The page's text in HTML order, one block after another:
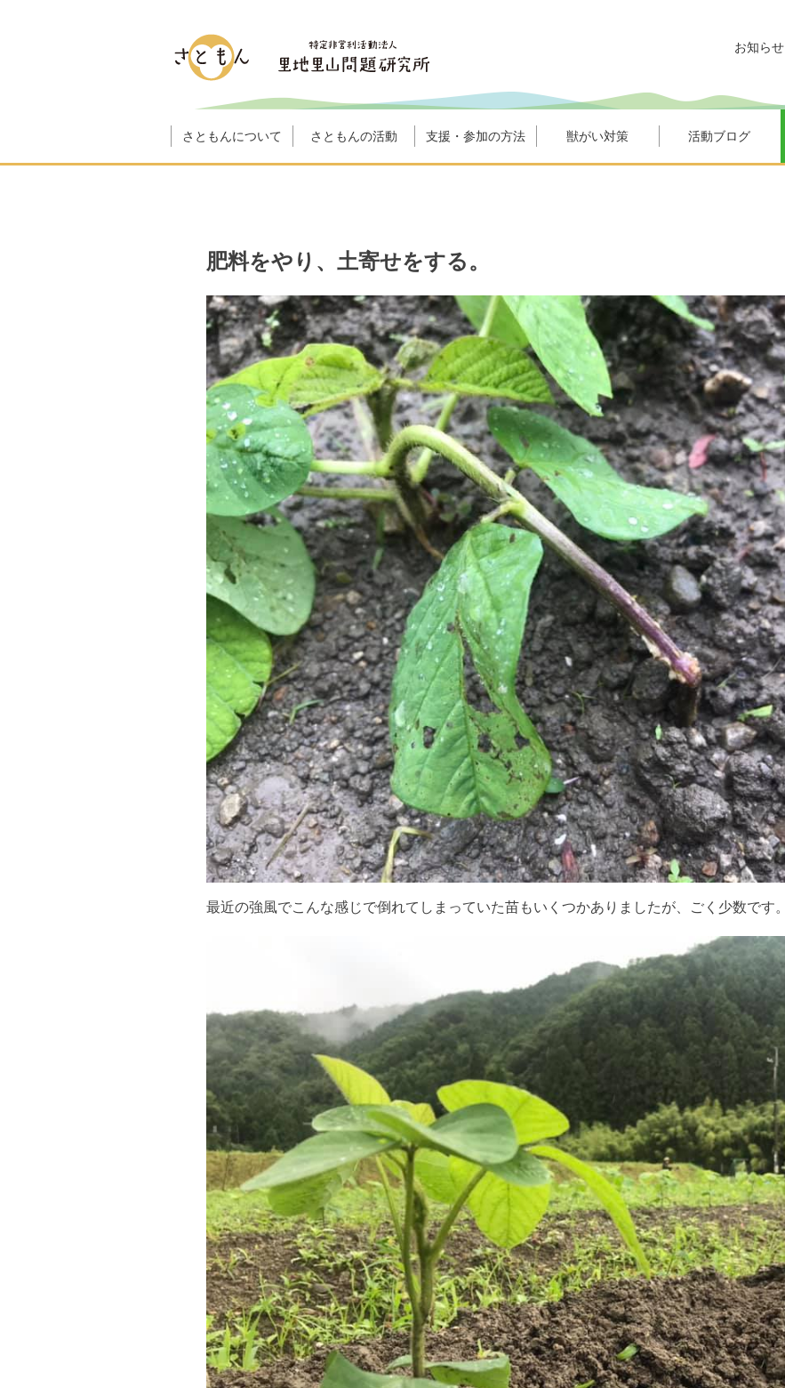
さともんについて さともんの活動 支援・参加の方法 獣がい対策 活動ブログ
お知らせ
肥料をやり、土寄せをする。
最近の強風でこんな感じで倒れてしまっていた苗もいくつかありましたが、ごく少数です。